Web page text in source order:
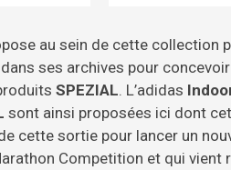
au sein de cette collection
ses archives pour
SPEZIAL. L’adidas
sont ainsi proposées ici dont
cette sortie pour lancer un
Competition et qui vient